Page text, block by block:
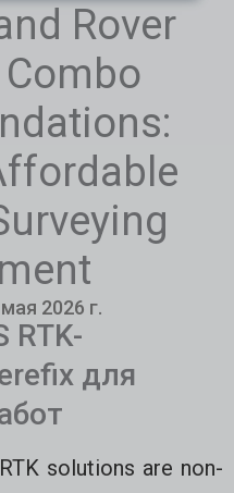
Rover
Combo
2026 г.
RTK-
для
solutions are non-